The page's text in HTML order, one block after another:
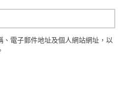
、電子郵件地址及個人網站網址，以